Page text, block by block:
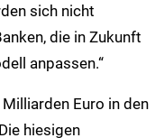
sich nicht
die in Zukunft
anpassen.“
Euro in den
hiesigen